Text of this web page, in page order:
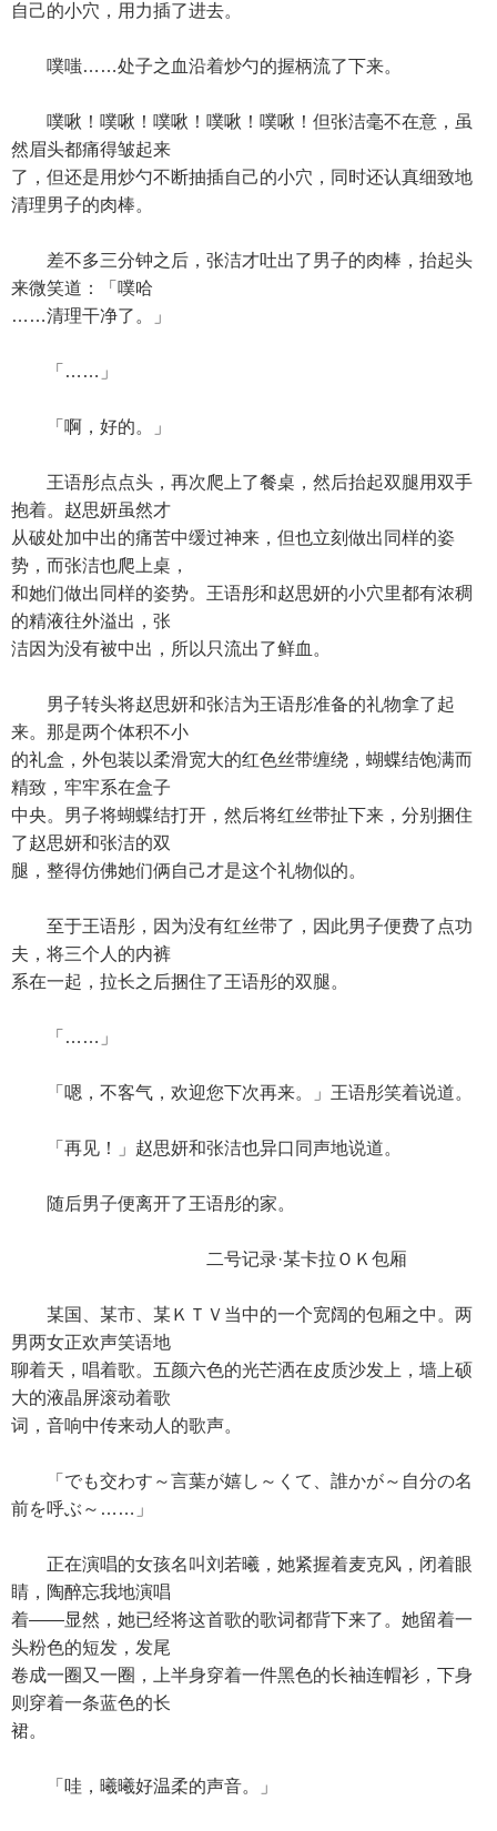
自己的小穴，用力插了进去。
噗嗤……处子之血沿着炒勺的握柄流了下来。
噗啾！噗啾！噗啾！噗啾！噗啾！但张洁毫不在意，虽
然眉头都痛得皱起来
了，但还是用炒勺不断抽插自己的小穴，同时还认真细致地
清理男子的肉棒。
差不多三分钟之后，张洁才吐出了男子的肉棒，抬起头
来微笑道：「噗哈
……清理干净了。」
「……」
「啊，好的。」
王语彤点点头，再次爬上了餐桌，然后抬起双腿用双手
抱着。赵思妍虽然才
从破处加中出的痛苦中缓过神来，但也立刻做出同样的姿
势，而张洁也爬上桌，
和她们做出同样的姿势。王语彤和赵思妍的小穴里都有浓稠
的精液往外溢出，张
洁因为没有被中出，所以只流出了鲜血。
男子转头将赵思妍和张洁为王语彤准备的礼物拿了起
来。那是两个体积不小
的礼盒，外包装以柔滑宽大的红色丝带缠绕，蝴蝶结饱满而
精致，牢牢系在盒子
中央。男子将蝴蝶结打开，然后将红丝带扯下来，分别捆住
了赵思妍和张洁的双
腿，整得仿佛她们俩自己才是这个礼物似的。
至于王语彤，因为没有红丝带了，因此男子便费了点功
夫，将三个人的内裤
系在一起，拉长之后捆住了王语彤的双腿。
「……」
「嗯，不客气，欢迎您下次再来。」王语彤笑着说道。
「再见！」赵思妍和张洁也异口同声地说道。
随后男子便离开了王语彤的家。
二号记录·某卡拉ＯＫ包厢
某国、某市、某ＫＴＶ当中的一个宽阔的包厢之中。两
男两女正欢声笑语地
聊着天，唱着歌。五颜六色的光芒洒在皮质沙发上，墙上硕
大的液晶屏滚动着歌
词，音响中传来动人的歌声。
「でも交わす～言葉が嬉し～くて、誰かが～自分の名
前を呼ぶ～……」
正在演唱的女孩名叫刘若曦，她紧握着麦克风，闭着眼
睛，陶醉忘我地演唱
着——显然，她已经将这首歌的歌词都背下来了。她留着一
头粉色的短发，发尾
卷成一圈又一圈，上半身穿着一件黑色的长袖连帽衫，下身
则穿着一条蓝色的长
裙。
「哇，曦曦好温柔的声音。」